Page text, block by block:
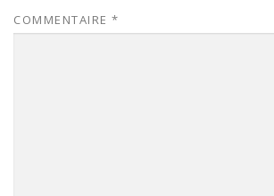
COMMENTAIRE *